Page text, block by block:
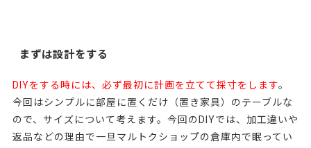
まずは設計をする
DIYをする時には、必ず最初に計画を立てて採寸をします。
今回はシンプルに部屋に置くだけ（置き家具）のテーブルな
ので、サイズについて考えます。今回のDIYでは、加工違いや
返品などの理由で一旦マルトクショップの倉庫内で眠ってい